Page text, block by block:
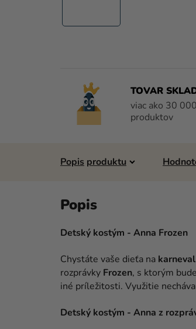
TOVAR
viac ako 30 000
produktov
Popis
Detský kostým - Anna Frozen
Chystáte vaše dieťa na
rozprávky Frozen, s ktorým
iné príležitosti. Využitie
Detský kostým - Anna z